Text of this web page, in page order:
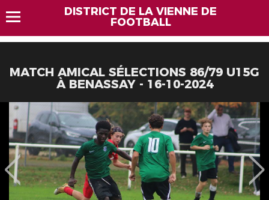
DISTRICT DE LA VIENNE DE
FOOTBALL
MATCH AMICAL SÉLECTIONS 86/79 U15G
À BENASSAY - 16-10-2024